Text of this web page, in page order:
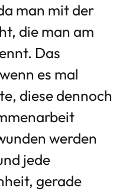
man mit der
die man am
Das
es mal
diese dennoch
werden
jede
gerade